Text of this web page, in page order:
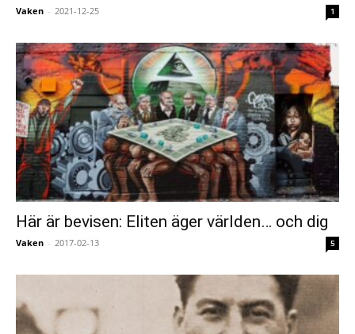
Vaken - 2021-12-25 1
Här är bevisen: Eliten äger världen… och dig
Vaken - 2017-02-13 5